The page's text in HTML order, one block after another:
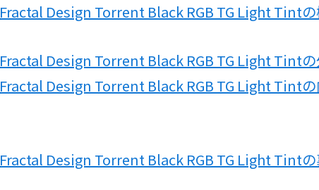
Fractal Design Torrent Black RGB TG Light Tint
Fractal Design Torrent Black RGB TG Light Tint
Fractal Design Torrent Black RGB TG Light Tint
Fractal Design Torrent Black RGB TG Light Tint